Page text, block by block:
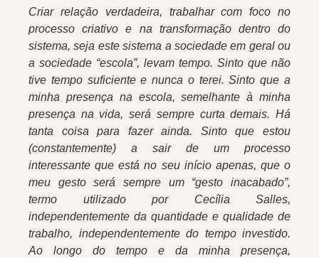
Criar relação verdadeira, trabalhar com foco no
processo criativo e na transformação dentro do
sistema, seja este sistema a sociedade em geral ou
a sociedade “escola”, levam tempo. Sinto que não
tive tempo suficiente e nunca o terei. Sinto que a
minha presença na escola, semelhante à minha
presença na vida, será sempre curta demais. Há
tanta coisa para fazer ainda. Sinto que estou
(constantemente) a sair de um processo
interessante que está no seu início apenas, que o
meu gesto será sempre um “gesto inacabado”,
termo utilizado por Cecília Salles,
independentemente da quantidade e qualidade de
trabalho, independentemente do tempo investido.
Ao longo do tempo e da minha presença,